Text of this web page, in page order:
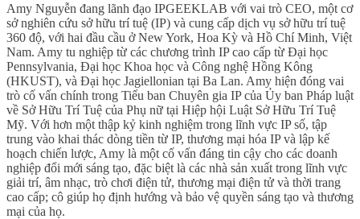
Amy Nguyễn đang lãnh đạo IPGEEKLAB với vai trò CEO, một cơ
sở nghiên cứu sở hữu trí tuệ (IP) và cung cấp dịch vụ sở hữu trí tuệ
360 độ, với hai đầu cầu ở New York, Hoa Kỳ và Hồ Chí Minh, Việt
Nam. Amy tu nghiệp từ các chương trình IP cao cấp từ Đại học
Pennsylvania, Đại học Khoa học và Công nghệ Hồng Kông
(HKUST), và Đại học Jagiellonian tại Ba Lan. Amy hiện đóng vai
trò cố vấn chính trong Tiểu ban Chuyên gia IP của Ủy ban Pháp luật
về Sở Hữu Trí Tuệ của Phụ nữ tại Hiệp hội Luật Sở Hữu Trí Tuệ
Mỹ. Với hơn một thập kỷ kinh nghiệm trong lĩnh vực IP số, tập
trung vào khai thác dòng tiền từ IP, thương mại hóa IP và lập kế
hoạch chiến lược, Amy là một cố vấn đáng tin cậy cho các doanh
nghiệp đổi mới sáng tạo, đặc biệt là các nhà sản xuất trong lĩnh vực
giải trí, âm nhạc, trò chơi điện tử, thương mại điện tử và thời trang
cao cấp; cô giúp họ định hướng và bảo vệ quyền sáng tạo và thương
mại của họ.